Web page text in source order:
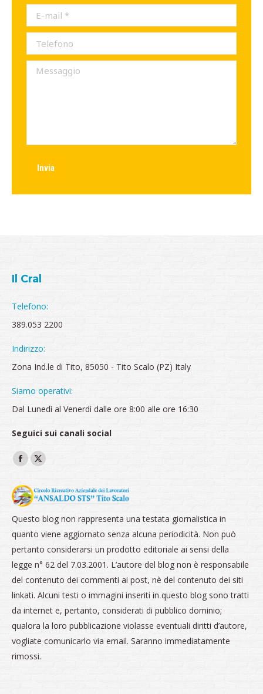
E-mail *
Telefono
Messaggio
Invia
Il Cral
Telefono:
389.053 2200
Indirizzo:
Zona Ind.le di Tito, 85050 - Tito Scalo (PZ) Italy
Siamo operativi:
Dal Lunedì al Venerdì dalle ore 8:00 alle ore 16:30
Seguici sui canali social
Ci puoi trovare su:
Facebook
opens
X
opens
Questo blog non rappresenta una testata giornalistica in
quanto viene aggiornato senza alcuna periodicità. Non può
pertanto considerarsi un prodotto editoriale ai sensi della
legge n° 62 del 7.03.2001. L’autore del blog non è responsabile
del contenuto dei commenti ai post, nè del contenuto dei siti
linkati. Alcuni testi o immagini inseriti in questo blog sono tratti
da internet e, pertanto, considerati di pubblico dominio;
qualora la loro pubblicazione violasse eventuali diritti d’autore,
vogliate comunicarlo via email. Saranno immediatamente
rimossi.